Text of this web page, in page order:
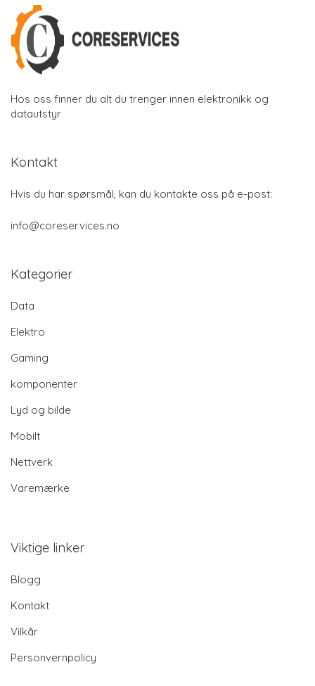
Hos oss finner du alt du trenger innen elektronikk og
datautstyr
Kontakt
Hvis du har spørsmål, kan du kontakte oss på e-post:
info@coreservices.no
Kategorier
Data
Elektro
Gaming
komponenter
Lyd og bilde
Mobilt
Nettverk
Varemærke
Viktige linker
Blogg
Kontakt
Vilkår
Personvernpolicy